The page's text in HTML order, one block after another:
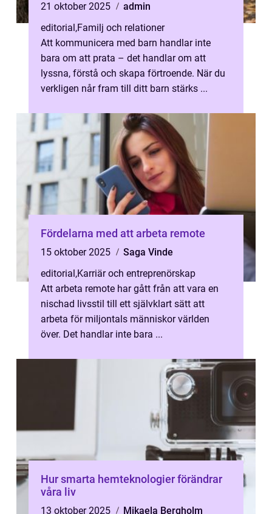
21 oktober 2025
admin
editorial,Familj och relationer
Att kommunicera med barn handlar inte
bara om att prata – det handlar om att
lyssna, förstå och skapa förtroende. När du
verkligen når fram till ditt barn stärks ...
Fördelarna med att arbeta remote
15 oktober 2025
Saga Vinde
editorial,Karriär och entreprenörskap
Att arbeta remote har gått från att vara en
nischad livsstil till ett självklart sätt att
arbeta för miljontals människor världen
över. Det handlar inte bara ...
Hur smarta hemteknologier förändrar
våra liv
13 oktober 2025 Mikaela Bergholm